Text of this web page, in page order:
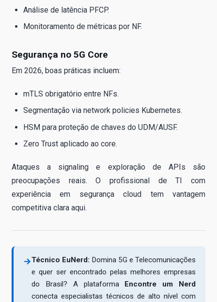
Análise de latência PFCP.
Monitoramento de métricas por NF.
Segurança no 5G Core
Em 2026, boas práticas incluem:
mTLS obrigatório entre NFs.
Segmentação via network policies Kubernetes.
HSM para proteção de chaves do UDM/AUSF.
Zero Trust aplicado ao core.
Ataques a signaling e exploração de APIs são
preocupações reais. O profissional de TI com
experiência em segurança cloud tem vantagem
competitiva clara aqui.
→Técnico EuNerd: Domina 5G e Telecomunicações
e quer ser encontrado pelas melhores empresas
do Brasil? A plataforma Encontre um Nerd
conecta especialistas técnicos de alto nível com